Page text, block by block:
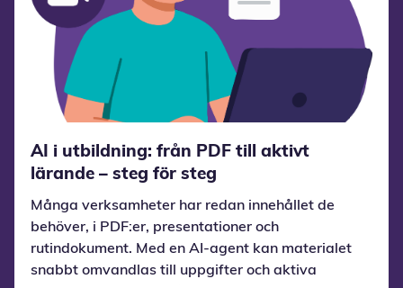
AI i utbildning: från PDF till aktivt
lärande – steg för steg
Många verksamheter har redan innehållet de
behöver, i PDF:er, presentationer och
rutindokument. Med en AI-agent kan materialet
snabbt omvandlas till uppgifter och aktiva